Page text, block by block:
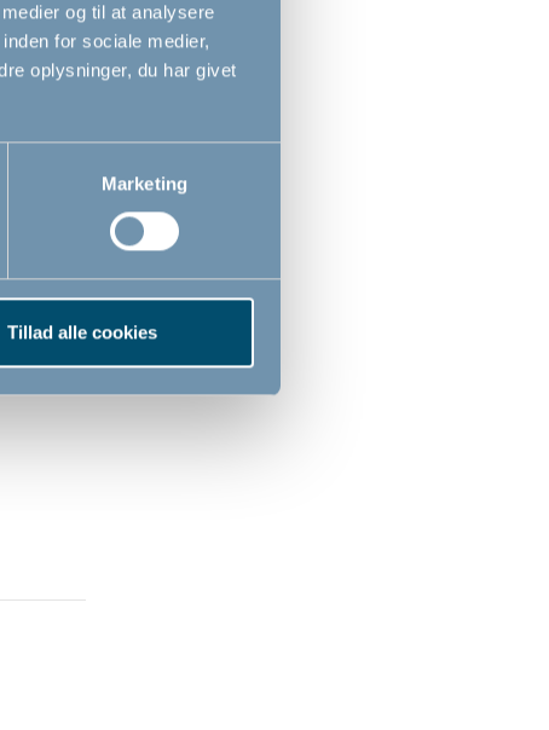
og til at analysere
for sociale medier,
oplysninger, du har givet
Marketing
Tillad alle cookies